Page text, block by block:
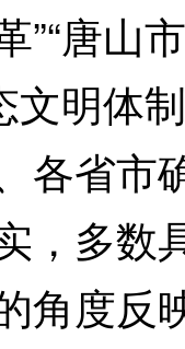
”“唐山
文明体
各省市
，多数
角度反